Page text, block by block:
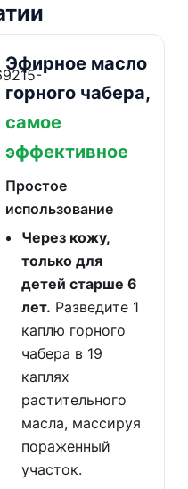
Эфирное масло
горного чабера,
самое
эффективное
Простое
использование
Через кожу,
только для
детей старше 6
лет. Разведите 1
каплю горного
чабера в 19
каплях
растительного
масла, массируя
пораженный
участок.